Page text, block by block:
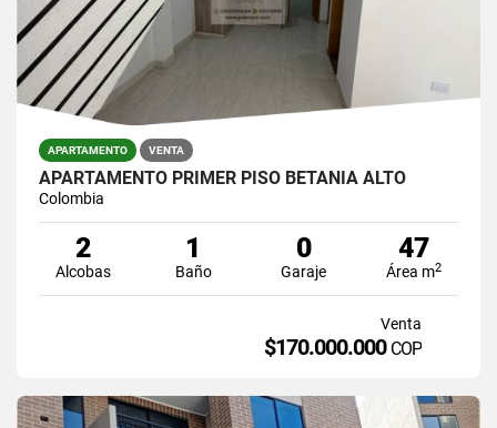
APARTAMENTO VENTA
APARTAMENTO PRIMER PISO BETANIA ALTO
Colombia
2
Alcobas
1
Baño
0
Garaje
47
Área m2
Venta
$170.000.000 COP